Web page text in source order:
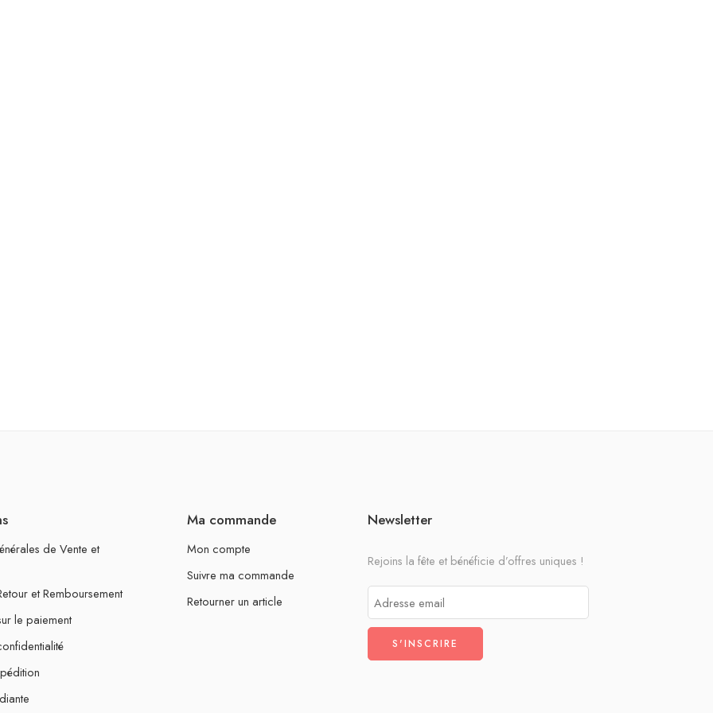
de Vente et
et Remboursement
le paiement
Ma commande
Mon compte
Suivre ma commande
Retourner un article
Newsletter
Rejoins la fête et bénéficie d’offres uniques !